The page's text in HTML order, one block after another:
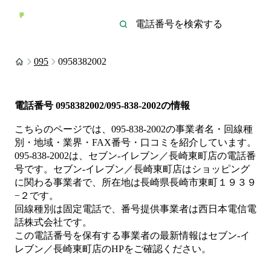
095 0958382002
電話番号 0958382002/095-838-2002の情報
こちらのページでは、 095-838-2002の事業者名・回線種
別・地域・業界・FAX番号・口コミを紹介しています。
095-838-2002は、 セブン‐イレブン／長崎東町店の電話番
号です。 セブン‐イレブン／長崎東町店はショッピング
に関わる事業者で、所在地は長崎県長崎市東町１９３９
−２ です。
回線種別は固定電話で、番号提供事業者は西日本電信電
話株式会社です。
この電話番号を保有する事業者の最新情報はセブン‐イ
レブン／長崎東町店のHPをご確認ください。